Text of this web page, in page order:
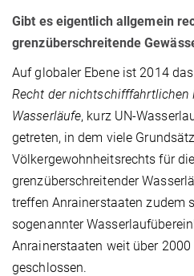
Gibt es eigentlich allgemein
grenzüberschreitende
Auf globaler Ebene ist 2014 das
Recht der
Wasserläufe, kurz UN-
getreten, in dem viele
Völkergewohnheitsrechts für
grenzüberschreitender
treffen Anrainerstaaten zudem
sogenannter
Anrainerstaaten weit über
geschlossen.